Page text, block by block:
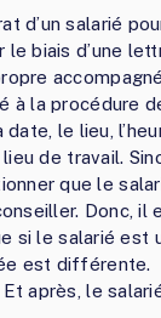
d’un salarié
biais d’une
à la procédure
le lieu,
de travail.
que le
Donc,
si le salarié est
est différente.
après, le